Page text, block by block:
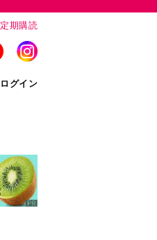
定期購読
ログイン